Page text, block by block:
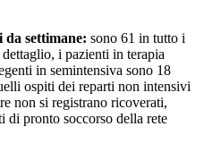
da settimane: sono 61 in tutto i
i pazienti in terapia
in semintensiva sono 18
ospiti dei reparti non intensivi
non si registrano ricoverati,
di pronto soccorso della rete